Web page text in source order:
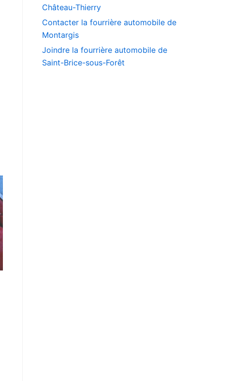
Château-Thierry
Contacter la fourrière automobile de
Montargis
Joindre la fourrière automobile de
Saint-Brice-sous-Forêt